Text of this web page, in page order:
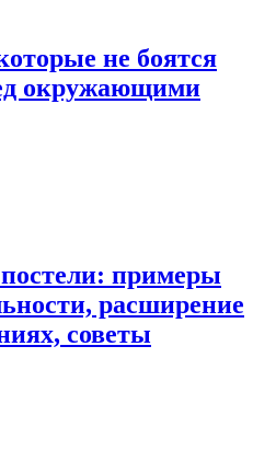
не боятся
окружающими
примеры
расширение
советы